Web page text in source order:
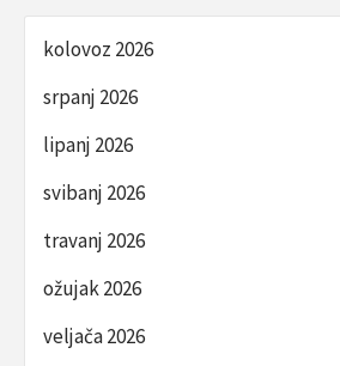
kolovoz 2026
srpanj 2026
lipanj 2026
svibanj 2026
travanj 2026
ožujak 2026
veljača 2026